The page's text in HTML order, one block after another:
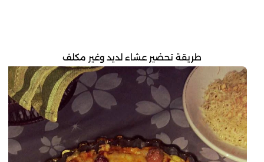
طريقة تحضير عشاء لديد وغير مكلف